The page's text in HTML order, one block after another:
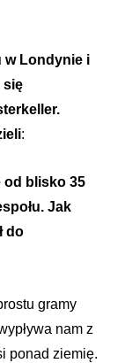
w Londynie i
się
:
od blisko 35
Jak
do
gramy
nam z
ponad ziemię.